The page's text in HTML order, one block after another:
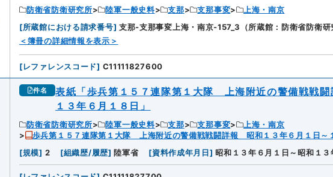
防衛省防衛研究所 陸軍一般史料 支那 支那事変
上海・南京
[所蔵館における請求番号] 支那-支那事変上海・南京-157_3（所蔵館：防衛省防衛研
＜簿冊の詳細情報を表示＞
[レファレンスコード] C11111827600
件名
表紙「歩兵第１５７連隊第１大隊 上海附近の警備戦戦
１３年６月１８日」
防衛省防衛研究所 陸軍一般史料 支那 支那事変
上海・南京
歩兵第１５７連隊第１大隊 上海附近の警備戦戦闘詳報 昭和１３年６月１日～
[規模] 2 [組織歴/履歴] 陸軍省 [資料作成年月日] 昭和１３年６月１日～昭和１３